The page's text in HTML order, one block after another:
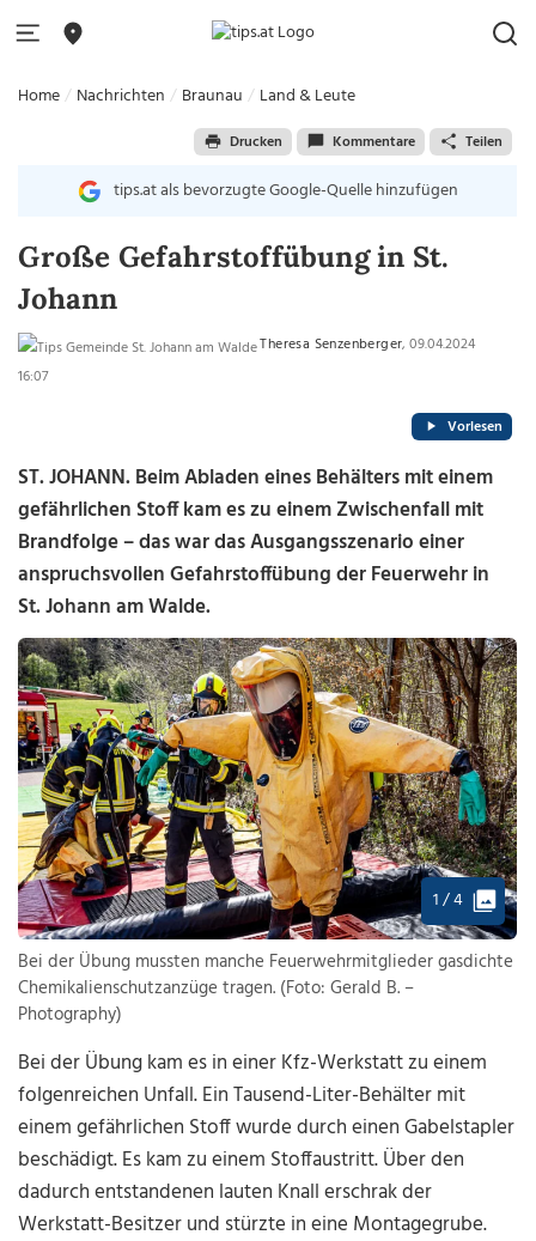
Home Nachrichten Braunau Land & Leute
Drucken Kommentare Teilen
tips.at als bevorzugte Google-Quelle hinzufügen
Große Gefahrstoffübung in St.
Johann
Theresa Senzenberger, 09.04.2024
16:07
Vorlesen
ST. JOHANN. Beim Abladen eines Behälters mit einem
gefährlichen Stoff kam es zu einem Zwischenfall mit
Brandfolge – das war das Ausgangsszenario einer
anspruchsvollen Gefahrstoffübung der Feuerwehr in
St. Johann am Walde.
1 / 4
Bei der Übung mussten manche Feuerwehrmitglieder gasdichte
Chemikalienschutzanzüge tragen. (Foto: Gerald B. –
Photography)
Bei der Übung kam es in einer Kfz-Werkstatt zu einem
folgenreichen Unfall. Ein Tausend-Liter-Behälter mit
einem gefährlichen Stoff wurde durch einen Gabelstapler
beschädigt. Es kam zu einem Stoffaustritt. Über den
dadurch entstandenen lauten Knall erschrak der
Werkstatt-Besitzer und stürzte in eine Montagegrube.